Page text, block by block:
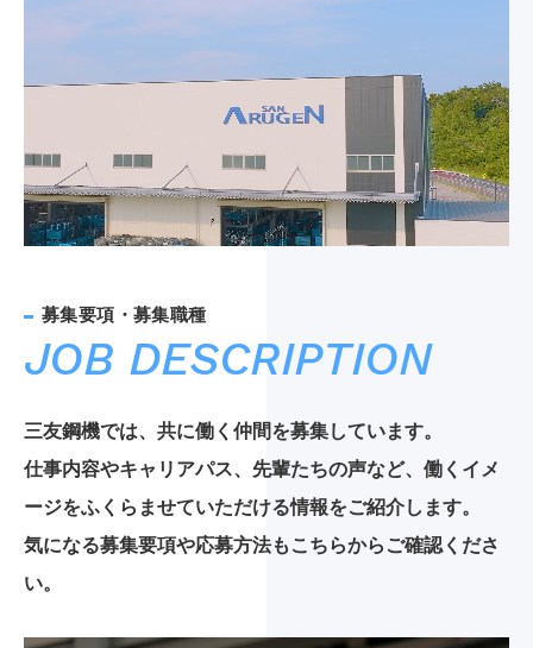
JOB DESCRIPTION
三友鋼機では、共に働く仲間を募集しています。
仕事内容やキャリアパス、先輩たちの声など、働くイメ
ージをふくらませていただける情報をご紹介します。
気になる募集要項や応募方法もこちらからご確認くださ
い。